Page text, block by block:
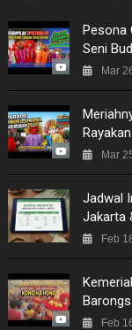
Pesona
Seni
Mar
Mar
Jadwal
Jakarta
Feb
Feb